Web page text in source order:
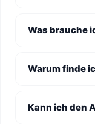
Was brauche
Warum finde
Kann ich den